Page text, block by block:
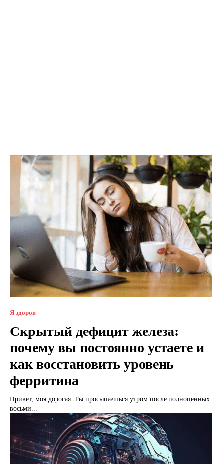
Я здоров
Скрытый дефицит железа:
почему вы постоянно устаете и
как восстановить уровень
ферритина
Привет, моя дорогая. Ты просыпаешься утром после полноценных
восьми...